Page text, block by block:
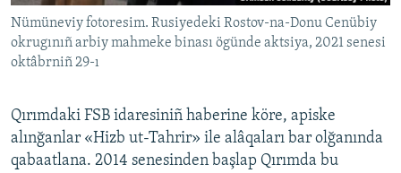
Nümüneviy fotoresim. Rusiyedeki Rostov-na-Donu Cenübiy
okrugınıñ arbiy mahmeke binası ögünde aktsiya, 2021 senesi
oktâbrniñ 29-ı
Qırımdaki FSB idaresiniñ haberine köre, apiske
alınğanlar «Hizb ut-Tahrir» ile alâqaları bar olğanında
qabaatlana. 2014 senesinden başlap Qırımda bu